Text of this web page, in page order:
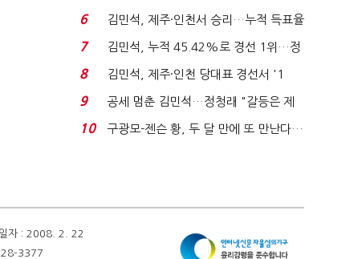
주 최고위원 계파 다...
6
김민석, 제주·인천서 승리…누적 득표율
'1위 탈환'(종합)...
7
김민석, 누적 45.42%로 경선 1위…정
청래와 격차 0.86%p(...
8
김민석, 제주·인천 당대표 경선서 '1
위'(1보)...
9
공세 멈춘 김민석…정청래 "갈등은 제
가 수습"
10
구광모-젠슨 황, 두 달 만에 또 만난다…
일자 : 2008. 2. 22
3377